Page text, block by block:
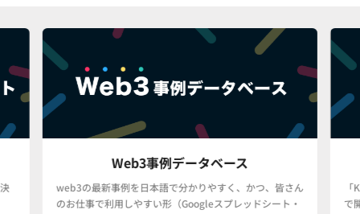
Web3事例データベース
web3の最新事例を日本語で分かりやすく、かつ、皆さん
のお仕事で利用しやすい形（Googleスプレッドシート・
で